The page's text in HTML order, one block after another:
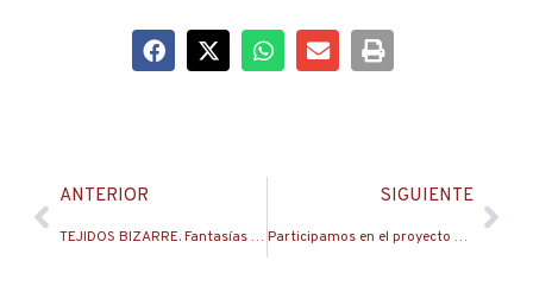
AntANTERIOR
TEJIDOS BIZARRE. Fantasías en seda.
SIGUIENTE
Participamos en el proyecto “Giravolt” de digitalización 3D del patrimonio